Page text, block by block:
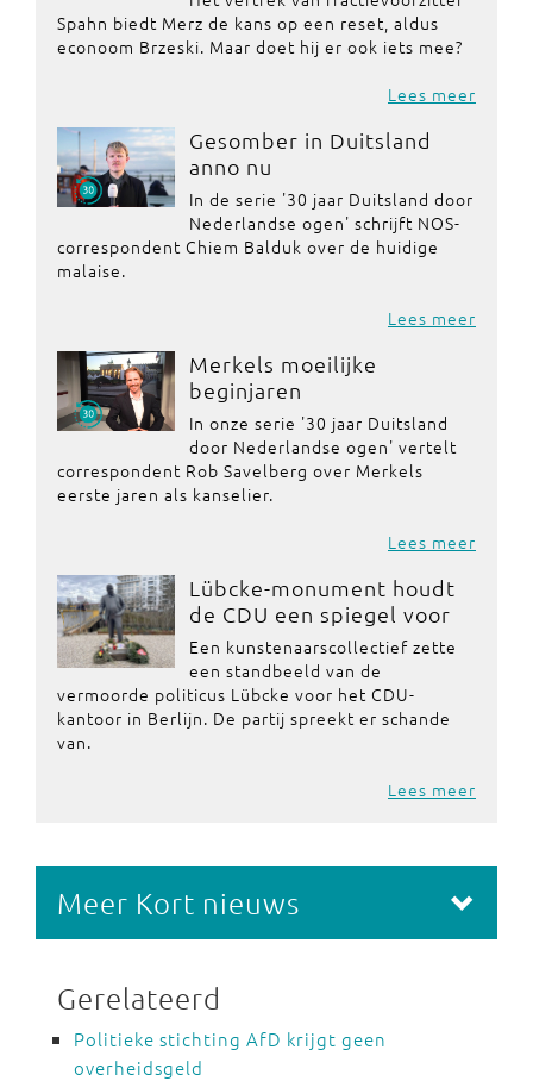
Spahn biedt Merz de kans op een reset, aldus
econoom Brzeski. Maar doet hij er ook iets mee?
Lees meer
Gesomber in Duitsland
anno nu
In de serie '30 jaar Duitsland door
Nederlandse ogen' schrijft NOS-
correspondent Chiem Balduk over de huidige
malaise.
Lees meer
Merkels moeilijke
beginjaren
In onze serie '30 jaar Duitsland
door Nederlandse ogen' vertelt
correspondent Rob Savelberg over Merkels
eerste jaren als kanselier.
Lees meer
Lübcke-monument houdt
de CDU een spiegel voor
Een kunstenaarscollectief zette
een standbeeld van de
vermoorde politicus Lübcke voor het CDU-
kantoor in Berlijn. De partij spreekt er schande
van.
Lees meer
Meer Kort nieuws
Gerelateerd
Politieke stichting AfD krijgt geen
overheidsgeld